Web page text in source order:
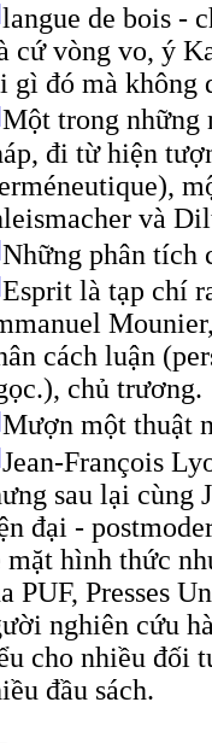
langue de bois -
cứ vòng vo, ý
gì đó mà không
Một trong những
đi từ hiện
và
Những phân tích
Esprit là tạp chí
cách luận
chủ trương.
Mượn một thuật
Jean-François
sau lại cùng
đại -
mặt hình thức
PUF, Presses
nghiên cứu
cho nhiều đối
đầu sách.